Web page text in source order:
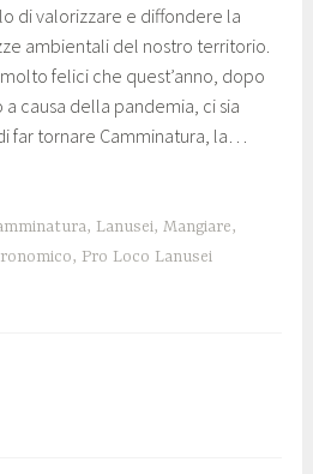
di valorizzare e diffondere la
ambientali del nostro territorio.
felici che quest’anno, dopo
causa della pandemia, ci sia
far tornare Camminatura, la…
, Lanusei,Mangiare,
, Pro Loco Lanusei